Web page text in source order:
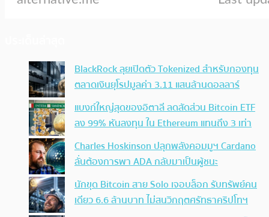
BlackRock ลุยเปิดตัว Tokenized สำหรับกองทุน
ตลาดเงินยุโรปมูลค่า 3.11 แสนล้านดอลลาร์
แบงก์ใหญ่สุดของอิตาลี ลดสัดส่วน Bitcoin ETF
ลง 99% หันลงทุน ใน Ethereum แทนถึง 3 เท่า
Charles Hoskinson ปลุกพลังคอมมูฯ Cardano
ลั่นต้องการพา ADA กลับมาเป็นผู้ชนะ
นักขุด Bitcoin สาย Solo เจอบล็อก รับทรัพย์คน
เดียว 6.6 ล้านบาท ไม่สนวิกฤตศรัทธาคริปโทฯ